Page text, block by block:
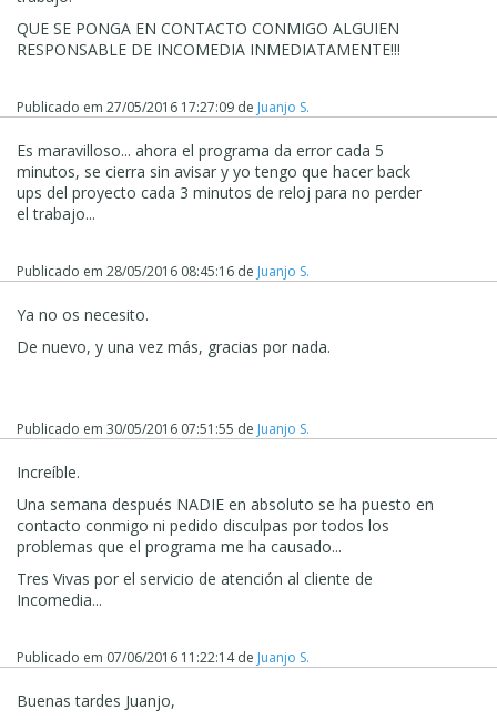
QUE SE PONGA EN CONTACTO CONMIGO ALGUIEN
RESPONSABLE DE INCOMEDIA INMEDIATAMENTE!!!
Publicado em 27/05/2016 17:27:09 de Juanjo S.
Es maravilloso... ahora el programa da error cada 5
minutos, se cierra sin avisar y yo tengo que hacer back
ups del proyecto cada 3 minutos de reloj para no perder
el trabajo...
Publicado em 28/05/2016 08:45:16 de Juanjo S.
Ya no os necesito.
De nuevo, y una vez más, gracias por nada.
Publicado em 30/05/2016 07:51:55 de Juanjo S.
Increíble.
Una semana después NADIE en absoluto se ha puesto en
contacto conmigo ni pedido disculpas por todos los
problemas que el programa me ha causado...
Tres Vivas por el servicio de atención al cliente de
Incomedia...
Publicado em 07/06/2016 11:22:14de Juanjo S.
Buenas tardes Juanjo,